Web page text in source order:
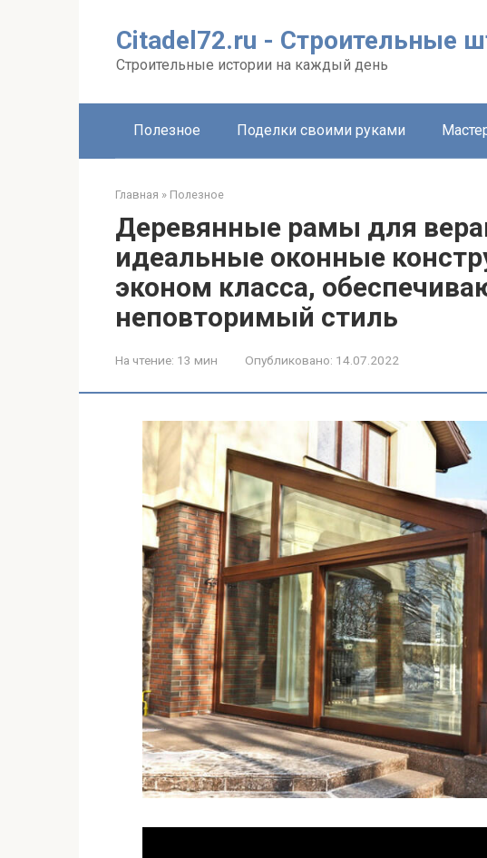
Citadel72.ru - Строительные
Строительные истории на каждый день
Полезное Поделки своими руками
Главная » Полезное
Деревянные рамы для
идеальные оконные
эконом класса,
неповторимый стиль
На чтение: 13 мин Опубликовано: 14.07.2022